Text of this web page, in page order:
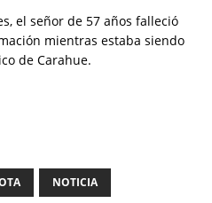
el señor de 57 años falleció
mientras estaba siendo
de Carahue.
NOTICIA